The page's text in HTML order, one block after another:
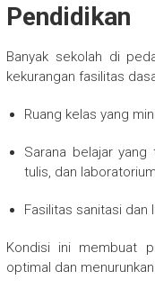
Pendidikan
Banyak sekolah di
kekurangan fasilitas
Ruang kelas yang
Sarana belajar
tulis, dan
Fasilitas sanitasi dan
Kondisi ini membuat
optimal dan